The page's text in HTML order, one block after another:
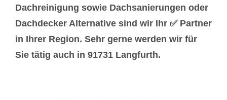
Dachreinigung sowie Dachsanierungen oder
Dachdecker Alternative sind wir Ihr ✅ Partner
in Ihrer Region. Sehr gerne werden wir für
Sie tätig auch in 91731 Langfurth.